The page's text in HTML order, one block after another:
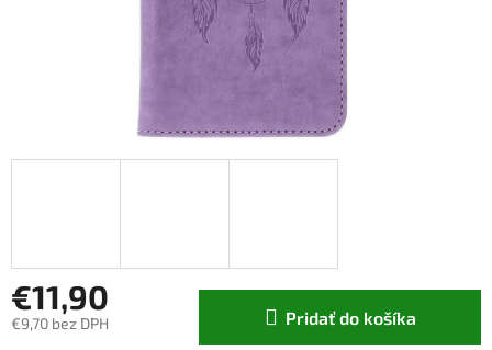
€11,90
€9,70 bez DPH
Pridať do košíka